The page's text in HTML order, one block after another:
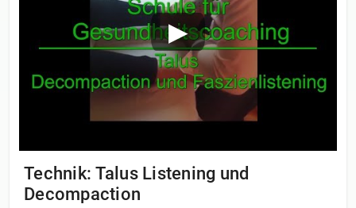
Technik: Talus Listening und
Decompaction